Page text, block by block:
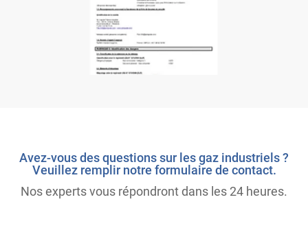
Avez-vous des questions sur les gaz industriels ?
Veuillez remplir notre formulaire de contact.
Nos experts vous répondront dans les 24 heures.